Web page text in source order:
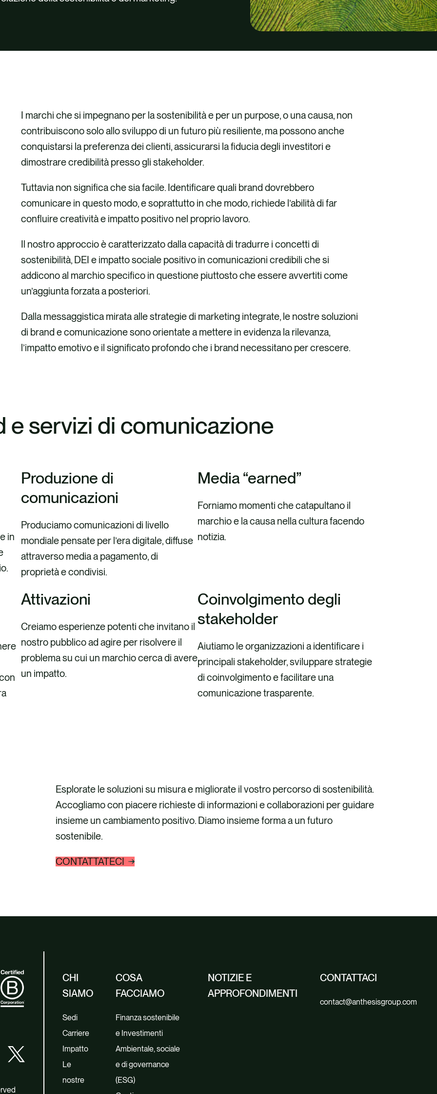
I marchi che si impegnano per la sostenibilità e per un purpose, o una causa, non
contribuiscono solo allo sviluppo di un futuro più resiliente, ma possono anche
conquistarsi la preferenza dei clienti, assicurarsi la fiducia degli investitori e
dimostrare credibilità presso gli stakeholder.
Tuttavia non significa che sia facile. Identificare quali brand dovrebbero
comunicare in questo modo, e soprattutto in che modo, richiede l’abilità di far
confluire creatività e impatto positivo nel proprio lavoro.
Il nostro approccio è caratterizzato dalla capacità di tradurre i concetti di
sostenibilità, DEI e impatto sociale positivo in comunicazioni credibili che si
addicono al marchio specifico in questione piuttosto che essere avvertiti come
un’aggiunta forzata a posteriori.
Dalla messaggistica mirata alle strategie di marketing integrate, le nostre soluzioni
di brand e comunicazione sono orientate a mettere in evidenza la rilevanza,
l’impatto emotivo e il significato profondo che i brand necessitano per crescere.
e servizi di comunicazione
in
Produzione di
comunicazioni
Produciamo comunicazioni di livello
mondiale pensate per l’era digitale, diffuse
attraverso media a pagamento, di
proprietà e condivisi.
Media “earned”
Forniamo momenti che catapultano il
marchio e la causa nella cultura facendo
notizia.
Attivazioni
Creiamo esperienze potenti che invitano il
nostro pubblico ad agire per risolvere il
problema su cui un marchio cerca di avere
un impatto.
Coinvolgimento degli
stakeholder
Aiutiamo le organizzazioni a identificare i
principali stakeholder, sviluppare strategie
di coinvolgimento e facilitare una
comunicazione trasparente.
Esplorate le soluzioni su misura e migliorate il vostro percorso di sostenibilità.
Accogliamo con piacere richieste di informazioni e collaborazioni per guidare
insieme un cambiamento positivo. Diamo insieme forma a un futuro
sostenibile.
CONTATTATECI
CHI
SIAMO
Sedi
Carriere
Impatto
Le
nostre
COSA
FACCIAMO
Finanza sostenibile
e Investimenti
Ambientale, sociale
e di governance
(ESG)
NOTIZIE E
APPROFONDIMENTI
CONTATTACI
contact@anthesisgroup.com